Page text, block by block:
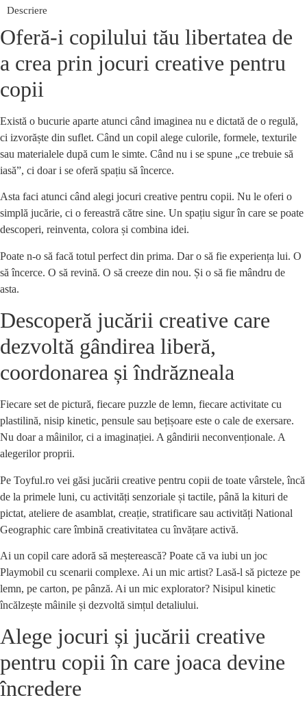
Descriere
Oferă-i copilului tău libertatea de
a crea prin jocuri creative pentru
copii
Există o bucurie aparte atunci când imaginea nu e dictată de o regulă,
ci izvorăște din suflet. Când un copil alege culorile, formele, texturile
sau materialele după cum le simte. Când nu i se spune „ce trebuie să
iasă”, ci doar i se oferă spațiu să încerce.
Asta faci atunci când alegi jocuri creative pentru copii. Nu le oferi o
simplă jucărie, ci o fereastră către sine. Un spațiu sigur în care se poate
descoperi, reinventa, colora și combina idei.
Poate n-o să facă totul perfect din prima. Dar o să fie experiența lui. O
să încerce. O să revină. O să creeze din nou. Și o să fie mândru de
asta.
Descoperă jucării creative care
dezvoltă gândirea liberă,
coordonarea și îndrăzneala
Fiecare set de pictură, fiecare puzzle de lemn, fiecare activitate cu
plastilină, nisip kinetic, pensule sau bețișoare este o cale de exersare.
Nu doar a mâinilor, ci a imaginației. A gândirii neconvenționale. A
alegerilor proprii.
Pe Toyful.ro vei găsi jucării creative pentru copii de toate vârstele, încă
de la primele luni, cu activități senzoriale și tactile, până la kituri de
pictat, ateliere de asamblat, creație, stratificare sau activități National
Geographic care îmbină creativitatea cu învățare activă.
Ai un copil care adoră să meșterească? Poate că va iubi un joc
Playmobil cu scenarii complexe. Ai un mic artist? Lasă-l să picteze pe
lemn, pe carton, pe pânză. Ai un mic explorator? Nisipul kinetic
încălzește mâinile și dezvoltă simțul detaliului.
Alege jocuri și jucării creative
pentru copii în care joaca devine
încredere